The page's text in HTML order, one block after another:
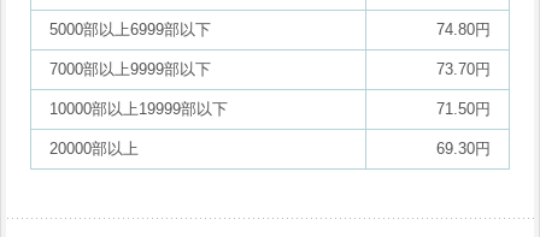
5000部以上6999部以下 74.80円
7000部以上9999部以下 73.70円
10000部以上19999部以下 71.50円
20000部以上 69.30円